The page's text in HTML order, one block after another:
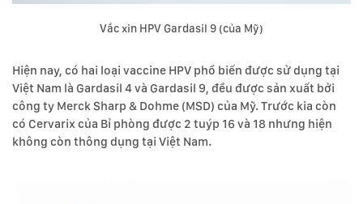
Vắc xin HPV Gardasil 9 (của Mỹ)
Hiện nay, có hai loại vaccine HPV phổ biến được sử dụng tại
Việt Nam là Gardasil 4 và Gardasil 9, đều được sản xuất bởi
công ty Merck Sharp & Dohme (MSD) của Mỹ. Trước kia còn
có Cervarix của Bỉ phòng được 2 tuýp 16 và 18 nhưng hiện
không còn thông dụng tại Việt Nam.